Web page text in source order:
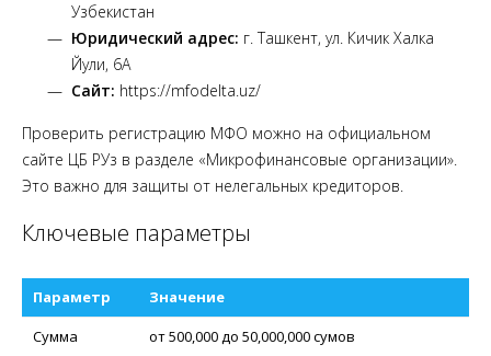
Узбекистан
Юридический адрес: г. Ташкент, ул. Кичик Халка
Йули, 6А
Сайт: https://mfodelta.uz/
Проверить регистрацию МФО можно на официальном
сайте ЦБ РУз в разделе «Микрофинансовые организации».
Это важно для защиты от нелегальных кредиторов.
Ключевые параметры
Параметр
Значение
Сумма
от 500,000 до 50,000,000 сумов